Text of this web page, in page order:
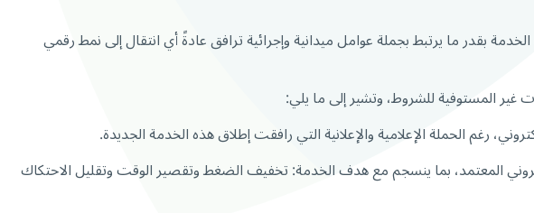
أنّ ذلك لا يعكس ضعف الخدمة بقدر ما يرتبط بجملة عوامل ميدانية وإجرائية ترافق عادةً أي انتقال إلى نمط رقمي
غير المستوفية للشروط، وتشير إلى ما يلي:
رغم الحملة الإعلامية والإعلانية التي رافقت إطلاق هذه الخدمة الجديدة.
المعتمد، بما ينسجم مع هدف الخدمة: تخفيف الضغط وتقصير الوقت وتقليل الاحتكاك